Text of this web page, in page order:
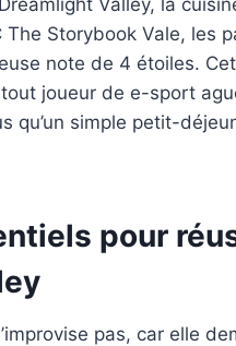
Storybook Vale,
note de 4 étoiles.
joueur de e-sport
qu’un simple petit-
pour
pas, car elle